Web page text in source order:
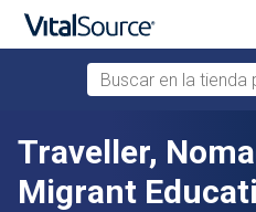
Saltar al contenido principal
Buscar en la tienda
Traveller,
Migrant